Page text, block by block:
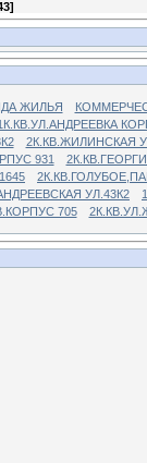
]
ЖИЛЬЯ
2К.КВ.ЖИЛИНСКАЯ
931
УЛ.43К2
705